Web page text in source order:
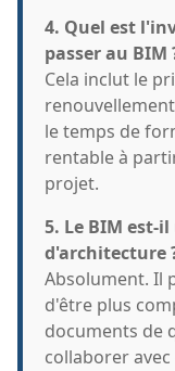
4. Quel est
passer au BIM
Cela inclut le
le temps de
rentable à
projet.
5. Le BIM est-
d'architecture
Absolument. Il
d'être plus
documents de
collaborer